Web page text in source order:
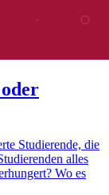
Studierende, die
alles
Wo es